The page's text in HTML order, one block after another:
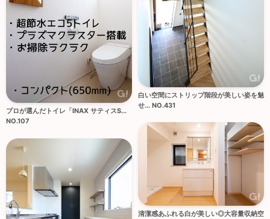
白い空間にストリップ階段が美しい姿を魅
せ... NO.431
プロが選んだトイレ「INAX サティスS...
NO.107
清潔感あふれる白が美しい◎大容量収納空